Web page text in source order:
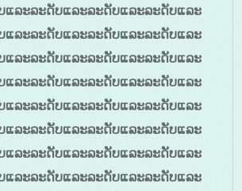
ແລະລະດັບແລະລະດັບແລະລະດັບແລະ
ແລະລະດັບແລະລະດັບແລະລະດັບແລະ
ແລະລະດັບແລະລະດັບແລະລະດັບແລະ
ແລະລະດັບແລະລະດັບແລະລະດັບແລະ
ແລະລະດັບແລະລະດັບແລະລະດັບແລະ
ແລະລະດັບແລະລະດັບແລະລະດັບແລະ
ແລະລະດັບແລະລະດັບແລະລະດັບແລະ
ແລະລະດັບແລະລະດັບແລະລະດັບແລະ